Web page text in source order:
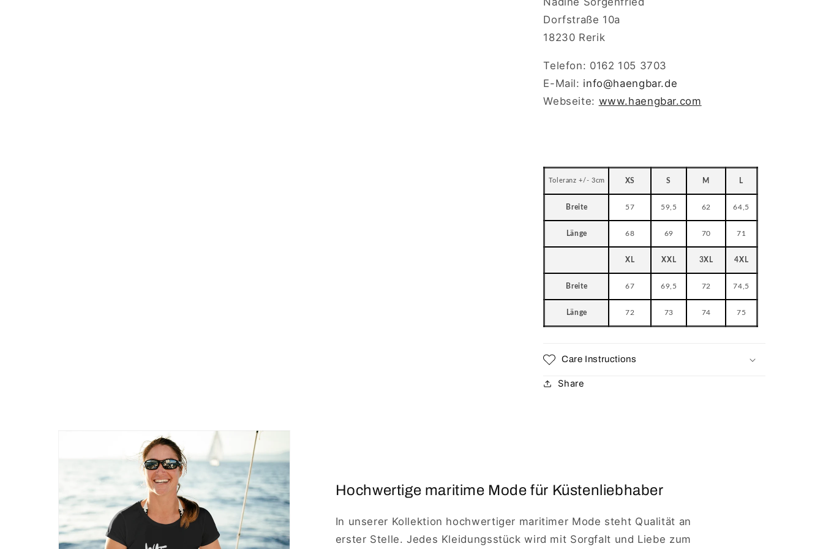
Dorfstraße 10a
18230 Rerik
Telefon: 0162 105 3703
E-Mail: info@haengbar.de
Webseite: www.haengbar.com
Toleranz +/- 3cm XS S M L
Breite 57 59,5 62 64,5
Länge 68 69 70 71
XL XXL 3XL 4XL
Breite 67 69,5 72 74,5
Länge 72 73 74 75
Care Instructions
Share
Hochwertige maritime Mode für Küstenliebhaber
In unserer Kollektion hochwertiger maritimer Mode steht Qualität an
erster Stelle. Jedes Kleidungsstück wird mit Sorgfalt und Liebe zum